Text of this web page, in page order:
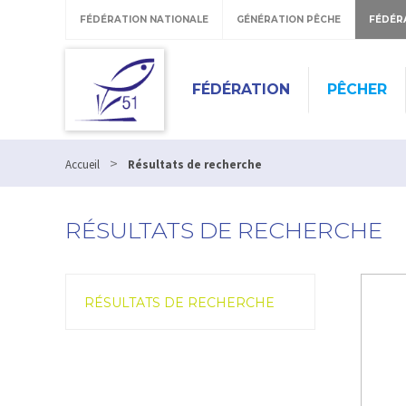
FÉDÉRATION NATIONALE GÉNÉRATION PÊCHE
FÉDÉRATION PÊCHER
Accueil > Résultats de recherche
RÉSULTATS DE RECHERCHE
RÉSULTATS DE RECHERCHE